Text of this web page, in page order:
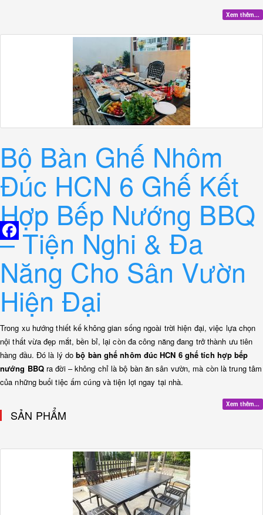
Xem thêm...
Bộ Bàn Ghế Nhôm
Đúc HCN 6 Ghế Kết
Hợp Bếp Nướng BBQ
– Tiện Nghi & Đa
Năng Cho Sân Vườn
Hiện Đại
Trong xu hướng thiết kế không gian sống ngoài trời hiện đại, việc lựa chọn
nội thất vừa đẹp mắt, bền bỉ, lại còn đa công năng đang trở thành ưu tiên
hàng đầu. Đó là lý dobộ bàn ghế nhôm đúc HCN 6 ghế tích hợp bếp
nướng BBQra đời – không chỉ là bộ bàn ăn sân vườn, mà còn là trung tâm
của những buổi tiệc ấm cúng và tiện lợi ngay tại nhà.
Xem thêm...
SẢN PHẨM